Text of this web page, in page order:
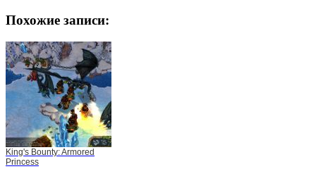
Похожие записи:
King's Bounty: Armored
Princess